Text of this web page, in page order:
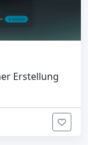
Erstellung